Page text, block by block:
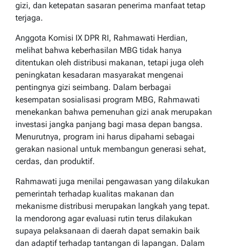
gizi, dan ketepatan sasaran penerima manfaat tetap
terjaga.
Anggota Komisi IX DPR RI, Rahmawati Herdian,
melihat bahwa keberhasilan MBG tidak hanya
ditentukan oleh distribusi makanan, tetapi juga oleh
peningkatan kesadaran masyarakat mengenai
pentingnya gizi seimbang. Dalam berbagai
kesempatan sosialisasi program MBG, Rahmawati
menekankan bahwa pemenuhan gizi anak merupakan
investasi jangka panjang bagi masa depan bangsa.
Menurutnya, program ini harus dipahami sebagai
gerakan nasional untuk membangun generasi sehat,
cerdas, dan produktif.
Rahmawati juga menilai pengawasan yang dilakukan
pemerintah terhadap kualitas makanan dan
mekanisme distribusi merupakan langkah yang tepat.
Ia mendorong agar evaluasi rutin terus dilakukan
supaya pelaksanaan di daerah dapat semakin baik
dan adaptif terhadap tantangan di lapangan. Dalam